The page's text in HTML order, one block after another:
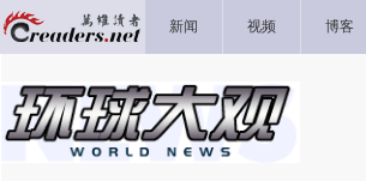
新闻 视频 博客